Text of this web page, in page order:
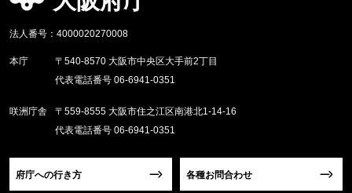
法人番号：4000020270008
本庁
〒540-8570 大阪市中央区大手前2丁目
代表電話番号 06-6941-0351
咲洲庁舎
〒559-8555 大阪市住之江区南港北1-14-16
代表電話番号 06-6941-0351
府庁への行き方 各種お問合わせ